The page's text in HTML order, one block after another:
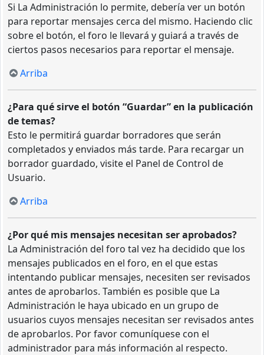
Si La Administración lo permite, debería ver un botón
para reportar mensajes cerca del mismo. Haciendo clic
sobre el botón, el foro le llevará y guiará a través de
ciertos pasos necesarios para reportar el mensaje.
Arriba
¿Para qué sirve el botón “Guardar” en la publicación
de temas?
Esto le permitirá guardar borradores que serán
completados y enviados más tarde. Para recargar un
borrador guardado, visite el Panel de Control de
Usuario.
Arriba
¿Por qué mis mensajes necesitan ser aprobados?
La Administración del foro tal vez ha decidido que los
mensajes publicados en el foro, en el que estas
intentando publicar mensajes, necesiten ser revisados
antes de aprobarlos. También es posible que La
Administración le haya ubicado en un grupo de
usuarios cuyos mensajes necesitan ser revisados antes
de aprobarlos. Por favor comuníquese con el
administrador para más información al respecto.